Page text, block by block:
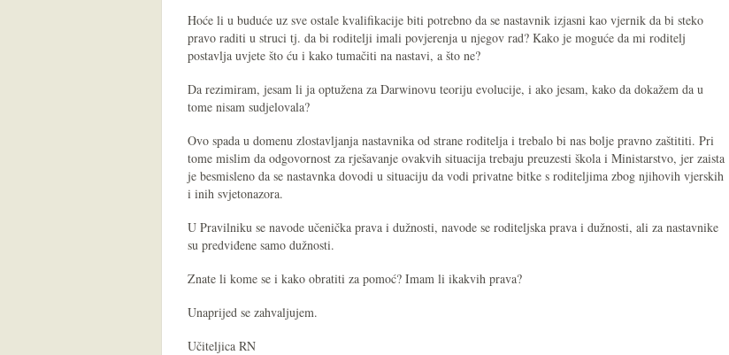
Hoće li u buduće uz sve ostale kvalifikacije biti potrebno da se nastavnik izjasni kao vjernik da bi steko
pravo raditi u struci tj. da bi roditelji imali povjerenja u njegov rad? Kako je moguće da mi roditelj
postavlja uvjete što ću i kako tumačiti na nastavi, a što ne?
Da rezimiram, jesam li ja optužena za Darwinovu teoriju evolucije, i ako jesam, kako da dokažem da u
tome nisam sudjelovala?
Ovo spada u domenu zlostavljanja nastavnika od strane roditelja i trebalo bi nas bolje pravno zaštititi. Pri
tome mislim da odgovornost za rješavanje ovakvih situacija trebaju preuzesti škola i Ministarstvo, jer zaista
je besmisleno da se nastavnka dovodi u situaciju da vodi privatne bitke s roditeljima zbog njihovih vjerskih
i inih svjetonazora.
U Pravilniku se navode učenička prava i dužnosti, navode se roditeljska prava i dužnosti, ali za nastavnike
su predviđene samo dužnosti.
Znate li kome se i kako obratiti za pomoć? Imam li ikakvih prava?
Unaprijed se zahvaljujem.
Učiteljica RN